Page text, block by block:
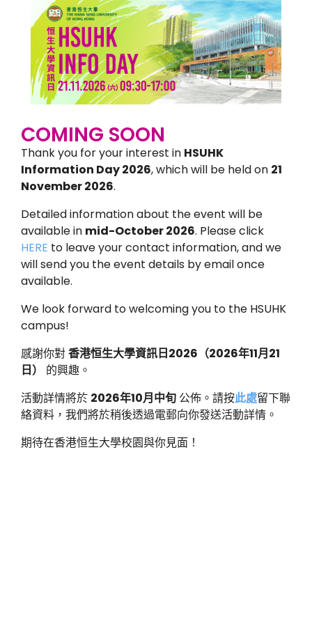
COMING SOON
Thank you for your interest in HSUHK
Information Day 2026, which will be held on 21
November 2026.
Detailed information about the event will be
available in mid-October 2026. Please click
HERE to leave your contact information, and we
will send you the event details by email once
available.
We look forward to welcoming you to the HSUHK
campus!
感謝你對香港恒生大學資訊日2026 （2026年11月21
日）
的興趣。
活動詳情將於 2026年10月中旬 公佈。請按此處留下聯
絡資料，我們將於稍後透過電郵向你發送活動詳情。
期待在香港恒生大學校園與你見面！